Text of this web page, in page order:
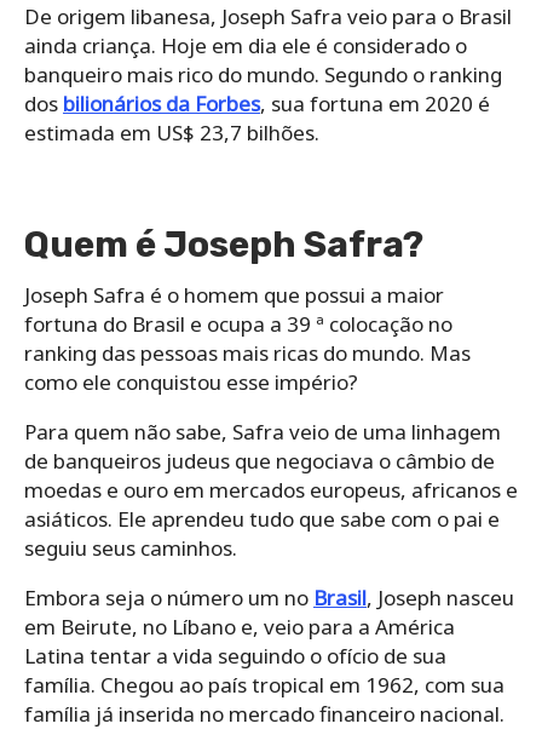
De origem libanesa, Joseph Safra veio para o Brasil
ainda criança. Hoje em dia ele é considerado o
banqueiro mais rico do mundo. Segundo o ranking
dos bilionários da Forbes, sua fortuna em 2020 é
estimada em US$ 23,7 bilhões.
Quem é Joseph Safra?
Joseph Safra é o homem que possui a maior
fortuna do Brasil e ocupa a 39 ª colocação no
ranking das pessoas mais ricas do mundo. Mas
como ele conquistou esse império?
Para quem não sabe, Safra veio de uma linhagem
de banqueiros judeus que negociava o câmbio de
moedas e ouro em mercados europeus, africanos e
asiáticos. Ele aprendeu tudo que sabe com o pai e
seguiu seus caminhos.
Embora seja o número um no Brasil, Joseph nasceu
em Beirute, no Líbano e, veio para a América
Latina tentar a vida seguindo o ofício de sua
família. Chegou ao país tropical em 1962, com sua
família já inserida no mercado financeiro nacional.